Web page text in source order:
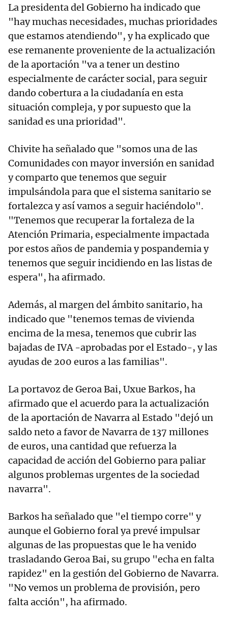
La presidenta del Gobierno ha indicado que
"hay muchas necesidades, muchas prioridades
que estamos atendiendo", y ha explicado que
ese remanente proveniente de la actualización
de la aportación "va a tener un destino
especialmente de carácter social, para seguir
dando cobertura a la ciudadanía en esta
situación compleja, y por supuesto que la
sanidad es una prioridad".
Chivite ha señalado que "somos una de las
Comunidades con mayor inversión en sanidad
y comparto que tenemos que seguir
impulsándola para que el sistema sanitario se
fortalezca y así vamos a seguir haciéndolo".
"Tenemos que recuperar la fortaleza de la
Atención Primaria, especialmente impactada
por estos años de pandemia y pospandemia y
tenemos que seguir incidiendo en las listas de
espera", ha afirmado.
Además, al margen del ámbito sanitario, ha
indicado que "tenemos temas de vivienda
encima de la mesa, tenemos que cubrir las
bajadas de IVA -aprobadas por el Estado-, y las
ayudas de 200 euros a las familias".
La portavoz de Geroa Bai, Uxue Barkos, ha
afirmado que el acuerdo para la actualización
de la aportación de Navarra al Estado "dejó un
saldo neto a favor de Navarra de 137 millones
de euros, una cantidad que refuerza la
capacidad de acción del Gobierno para paliar
algunos problemas urgentes de la sociedad
navarra".
Barkos ha señalado que "el tiempo corre" y
aunque el Gobierno foral ya prevé impulsar
algunas de las propuestas que le ha venido
trasladando Geroa Bai, su grupo "echa en falta
rapidez" en la gestión del Gobierno de Navarra.
"No vemos un problema de provisión, pero
falta acción", ha afirmado.